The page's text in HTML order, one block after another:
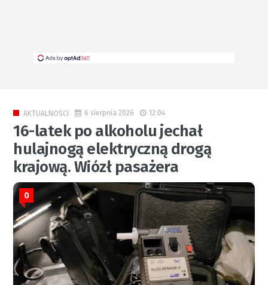
AKTUALNOŚCI 6 sierpnia 2026 12:04
16-latek po alkoholu jechał
hulajnogą elektryczną drogą
krajową. Wiózł pasażera
0